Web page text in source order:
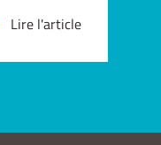
Lire l'article